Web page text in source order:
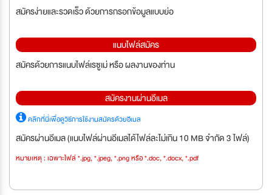
สมัครง่ายและรวดเร็ว ด้วยการกรอกข้อมูลแบบย่อ
แนบไฟล์สมัคร
สมัครด้วยการแนบไฟล์เรซูเม่ หรือ ผลงานของท่าน
สมัครงานผ่านอีเมล
คลิกที่นี่เพื่อดูวิธีการใช้งานสมัครด้วยอีเมล
สมัครผ่านอีเมล (แนบไฟล์ผ่านอีเมลได้ไฟล์ละไม่เกิน 10 MB จำกัด 3 ไฟล์)
หมายเหตุ : เฉพาะไฟล์ *.jpg, *.jpeg, *.png หรือ *.doc, *.docx, *.pdf